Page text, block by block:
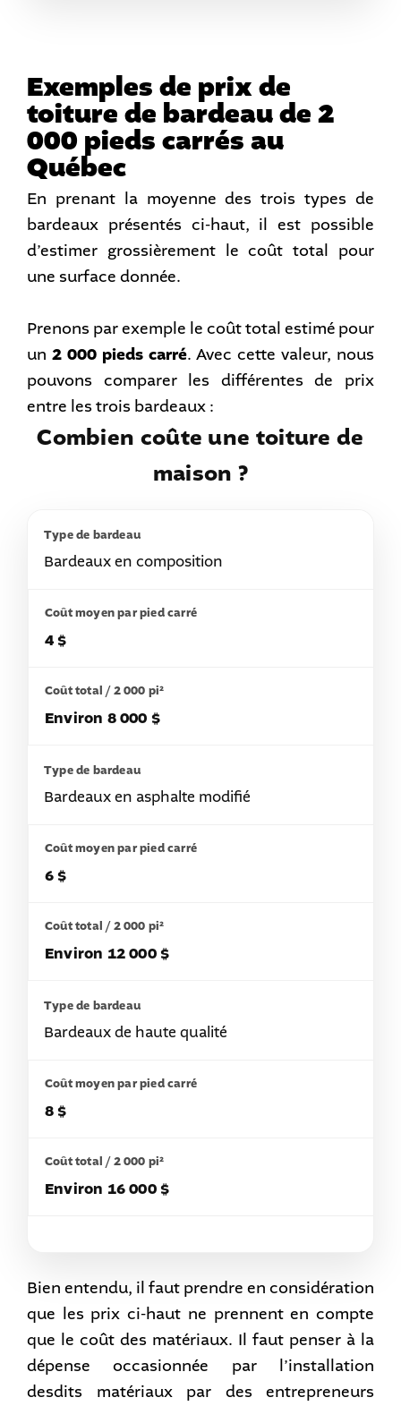
Exemples de prix de
toiture de bardeau de 2
000 pieds carrés au
Québec
En prenant la moyenne des trois types de
bardeaux présentés ci-haut, il est possible
d’estimer grossièrement le coût total pour
une surface donnée.
Prenons par exemple le coût total estimé pour
un 2 000 pieds carré. Avec cette valeur, nous
pouvons comparer les différentes de prix
entre les trois bardeaux :
Combien coûte une toiture de
maison ?
Bardeaux en composition
4 $
Environ 8 000 $
Bardeaux en asphalte modifié
6 $
Environ 12 000 $
Bardeaux de haute qualité
8 $
Environ 16 000 $
Bien entendu, il faut prendre en considération
que les prix ci-haut ne prennent en compte
que le coût des matériaux. Il faut penser à la
dépense occasionnée par l’installation
desdits matériaux par des entrepreneurs